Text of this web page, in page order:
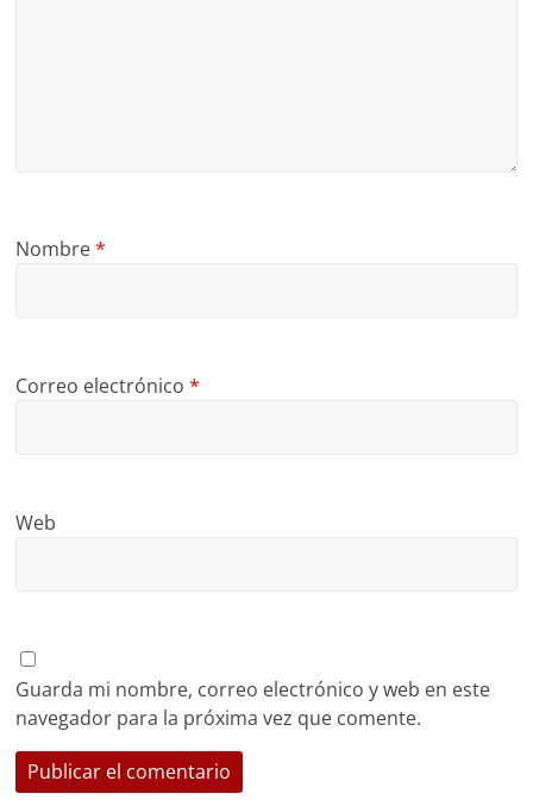
Nombre*
Correo electrónico*
Web
Guarda mi nombre, correo electrónico y web en este
navegador para la próxima vez que comente.